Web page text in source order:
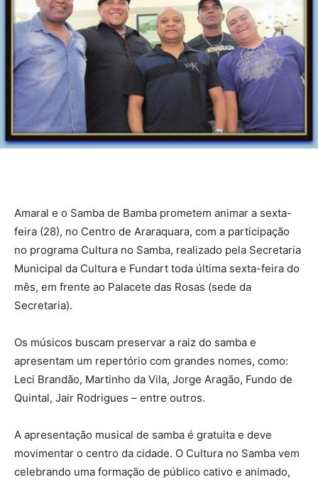
Amaral e o Samba de Bamba prometem animar a sexta-
feira (28), no Centro de Araraquara, com a participação
no programa Cultura no Samba, realizado pela Secretaria
Municipal da Cultura e Fundart toda última sexta-feira do
mês, em frente ao Palacete das Rosas (sede da
Secretaria).
Os músicos buscam preservar a raiz do samba e
apresentam um repertório com grandes nomes, como:
Leci Brandão, Martinho da Vila, Jorge Aragão, Fundo de
Quintal, Jair Rodrigues – entre outros.
A apresentação musical de samba é gratuita e deve
movimentar o centro da cidade. O Cultura no Samba vem
celebrando uma formação de público cativo e animado,